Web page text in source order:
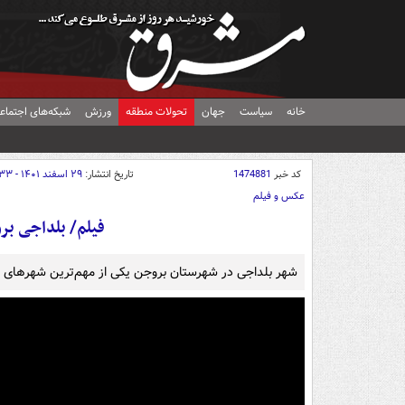
خانه سیاست جهان تحولات منطقه ورزش شبکه‌های
کد خبر 1474881 تاریخ انتشار: ۲۹ اسفند ۱۴۰۱ - ۱۶:۳۳
عکس و فیلم
فیلم/ بلداجی
شهر بلداجی در شهرستان بروجن یکی از مهم‌ترین شهرهای